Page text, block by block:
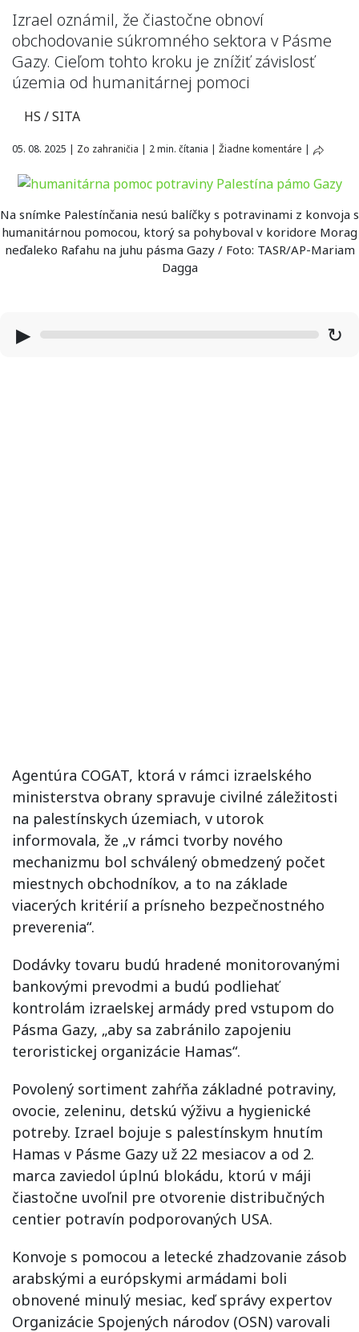
Izrael oznámil, že čiastočne obnoví
obchodovanie súkromného sektora v Pásme
Gazy. Cieľom tohto kroku je znížiť závislosť
územia od humanitárnej pomoci
HS / SITA
05. 08. 2025 | Zo zahraničia | 2 min. čítania | Žiadne komentáre |
Na snímke Palestínčania nesú balíčky s potravinami z konvoja s
humanitárnou pomocou, ktorý sa pohyboval v koridore Morag
neďaleko Rafahu na juhu pásma Gazy / Foto: TASR/AP-Mariam
Dagga
▶ ↻
Agentúra COGAT, ktorá v rámci izraelského
ministerstva obrany spravuje civilné záležitosti
na palestínskych územiach, v utorok
informovala, že „v rámci tvorby nového
mechanizmu bol schválený obmedzený počet
miestnych obchodníkov, a to na základe
viacerých kritérií a prísneho bezpečnostného
preverenia“.
Dodávky tovaru budú hradené monitorovanými
bankovými prevodmi a budú podliehať
kontrolám izraelskej armády pred vstupom do
Pásma Gazy, „aby sa zabránilo zapojeniu
teroristickej organizácie Hamas“.
Povolený sortiment zahŕňa základné potraviny,
ovocie, zeleninu, detskú výživu a hygienické
potreby. Izrael bojuje s palestínskym hnutím
Hamas v Pásme Gazy už 22 mesiacov a od 2.
marca zaviedol úplnú blokádu, ktorú v máji
čiastočne uvoľnil pre otvorenie distribučných
centier potravín podporovaných USA.
Konvoje s pomocou a letecké zhadzovanie zásob
arabskými a európskymi armádami boli
obnovené minulý mesiac, keď správy expertov
Organizácie Spojených národov (OSN) varovali